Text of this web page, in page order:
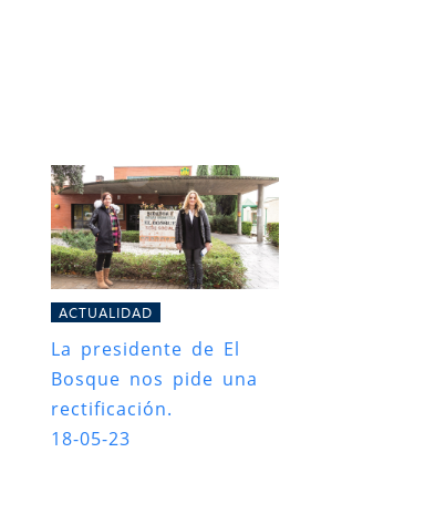
ACTUALIDAD
La presidente de El
Bosque nos pide una
rectificación.
18-05-23